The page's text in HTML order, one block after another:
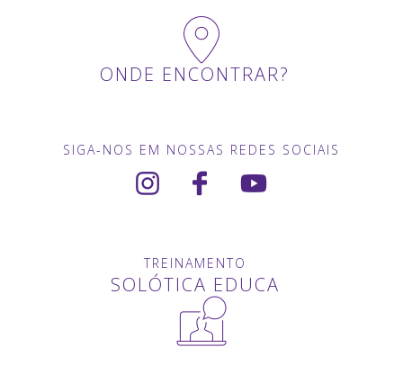
ONDE ENCONTRAR?
SIGA-NOS EM NOSSAS REDES SOCIAIS
TREINAMENTO
SOLÓTICA EDUCA